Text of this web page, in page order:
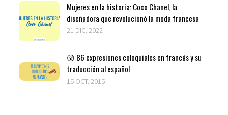
Mujeres en la historia: Coco Chanel, la
diseñadora que revolucionó la moda francesa
21 DIC, 2022
😲 86 expresiones coloquiales en francés y su
traducción al español
15 OCT, 2015